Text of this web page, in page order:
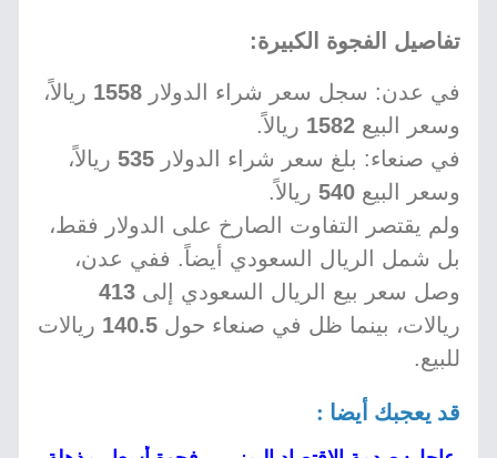
تفاصيل الفجوة الكبيرة:
في عدن: سجل سعر شراء الدولار 1558 ريالاً،
وسعر البيع 1582 ريالاً.
في صنعاء: بلغ سعر شراء الدولار 535 ريالاً،
وسعر البيع 540 ريالاً.
ولم يقتصر التفاوت الصارخ على الدولار فقط،
بل شمل الريال السعودي أيضاً. ففي عدن،
وصل سعر بيع الريال السعودي إلى 413
ريالات، بينما ظل في صنعاء حول 140.5 ريالات
للبيع.
قد يعجبك أيضا :